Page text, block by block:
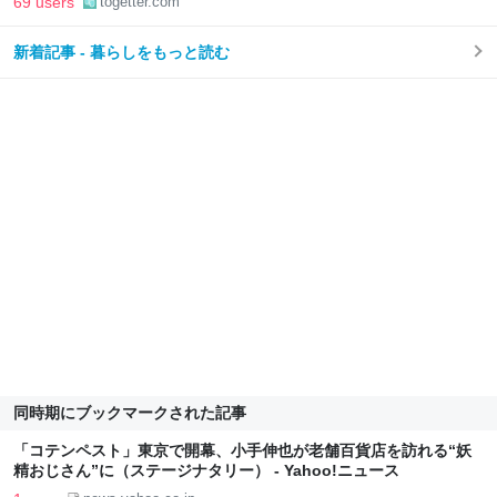
新着記事 - 暮らしをもっと読む
同時期にブックマークされた記事
「コテンペスト」東京で開幕、小手伸也が老舗百貨店を訪れる“妖
精おじさん”に（ステージナタリー） - Yahoo!ニュース